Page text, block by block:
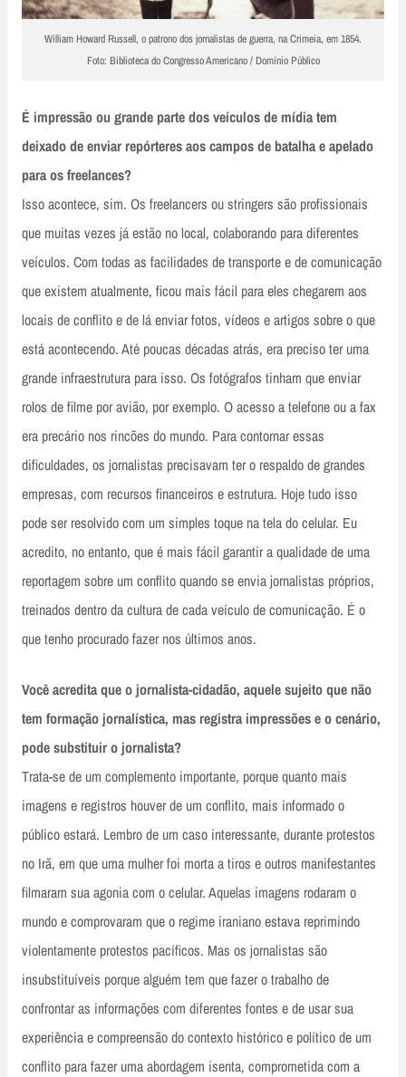
William Howard Russell, o patrono dos jornalistas de guerra, na Crimeia, em 1854.
Foto: Biblioteca do Congresso Americano / Domínio Público
É impressão ou grande parte dos veículos de mídia tem
deixado de enviar repórteres aos campos de batalha e apelado
para os freelances?
Isso acontece, sim. Os freelancers ou stringers são profissionais
que muitas vezes já estão no local, colaborando para diferentes
veículos. Com todas as facilidades de transporte e de comunicação
que existem atualmente, ficou mais fácil para eles chegarem aos
locais de conflito e de lá enviar fotos, vídeos e artigos sobre o que
está acontecendo. Até poucas décadas atrás, era preciso ter uma
grande infraestrutura para isso. Os fotógrafos tinham que enviar
rolos de filme por avião, por exemplo. O acesso a telefone ou a fax
era precário nos rincões do mundo. Para contornar essas
dificuldades, os jornalistas precisavam ter o respaldo de grandes
empresas, com recursos financeiros e estrutura. Hoje tudo isso
pode ser resolvido com um simples toque na tela do celular. Eu
acredito, no entanto, que é mais fácil garantir a qualidade de uma
reportagem sobre um conflito quando se envia jornalistas próprios,
treinados dentro da cultura de cada veículo de comunicação. É o
que tenho procurado fazer nos últimos anos.
Você acredita que o jornalista-cidadão, aquele sujeito que não
tem formação jornalística, mas registra impressões e o cenário,
pode substituir o jornalista?
Trata-se de um complemento importante, porque quanto mais
imagens e registros houver de um conflito, mais informado o
público estará. Lembro de um caso interessante, durante protestos
no Irã, em que uma mulher foi morta a tiros e outros manifestantes
filmaram sua agonia com o celular. Aquelas imagens rodaram o
mundo e comprovaram que o regime iraniano estava reprimindo
violentamente protestos pacíficos. Mas os jornalistas são
insubstituíveis porque alguém tem que fazer o trabalho de
confrontar as informações com diferentes fontes e de usar sua
experiência e compreensão do contexto histórico e político de um
conflito para fazer uma abordagem isenta, comprometida com a